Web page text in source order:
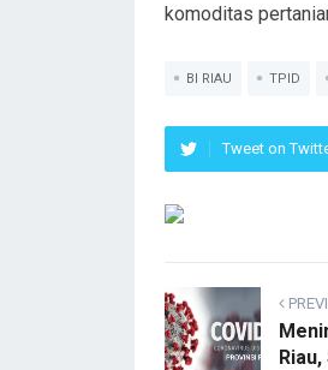
komoditas
BI RIAU TPID
Tweet on